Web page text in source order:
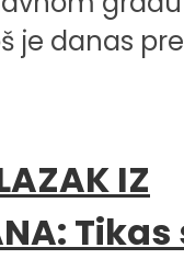
je danas
IZ
Tikas